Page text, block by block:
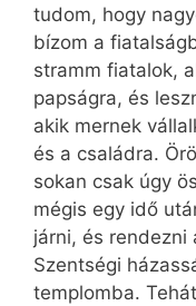
tudom, hogy
bízom a
stramm fiatalok,
papságra, és
akik mernek
és a családra.
sokan csak úgy
mégis egy idő
járni, és rendezni
Szentségi
templomba.